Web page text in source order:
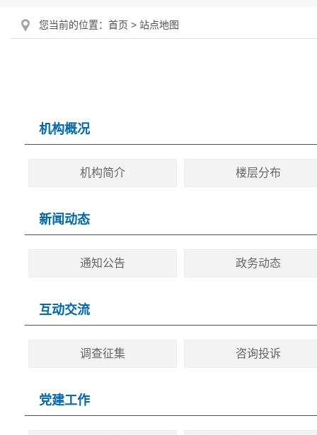
您当前的位置： 首页 > 站点地图
机构概况
机构简介 楼层分布
新闻动态
通知公告 政务动态
互动交流
调查征集 咨询投诉
党建工作